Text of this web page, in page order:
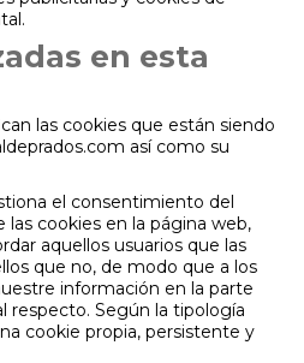
en esta
las cookies que están siendo
así como su
el consentimiento del
las cookies en la página web,
aquellos usuarios que las
que no, de modo que a los
información en la parte
respecto. Según la tipología
cookie propia, persistente y